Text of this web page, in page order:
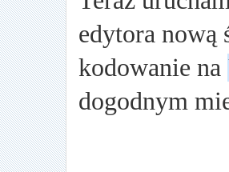
edytora
kodowanie na
dogodnym